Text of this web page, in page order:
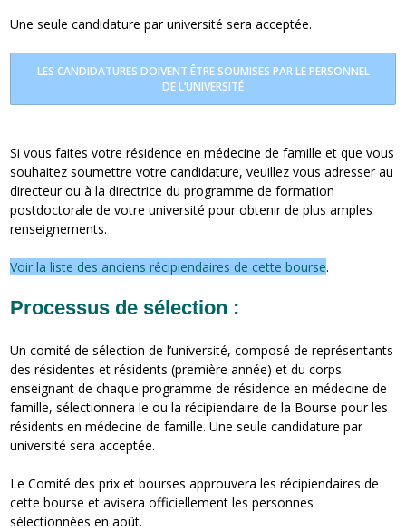
Une seule candidature par université sera acceptée.
LES CANDIDATURES DOIVENT ÊTRE SOUMISES PAR LE PERSONNEL
DE L’UNIVERSITÉ
Si vous faites votre résidence en médecine de famille et que vous
souhaitez soumettre votre candidature, veuillez vous adresser au
directeur ou à la directrice du programme de formation
postdoctorale de votre université pour obtenir de plus amples
renseignements.
Voir la liste des anciens récipiendaires de cette bourse.
Processus de sélection :
Un comité de sélection de l’université, composé de représentants
des résidentes et résidents (première année) et du corps
enseignant de chaque programme de résidence en médecine de
famille, sélectionnera le ou la récipiendaire de la Bourse pour les
résidents en médecine de famille. Une seule candidature par
université sera acceptée.
Le Comité des prix et bourses approuvera les récipiendaires de
cette bourse et avisera officiellement les personnes
sélectionnées en août.